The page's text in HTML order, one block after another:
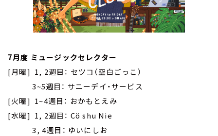
7月度 ミュージックセレクター
[月曜] 1, 2週目： セツコ（空白ごっこ）
3~5週目： サニーデイ・サービス
[火曜] 1~4週目： おかもとえみ
[水曜] 1, 2週目： Cö shu Nie
3, 4週目： ゆいにしお